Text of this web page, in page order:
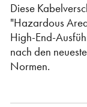
Diese
"Hazardous
High-End-
nach den
Normen.